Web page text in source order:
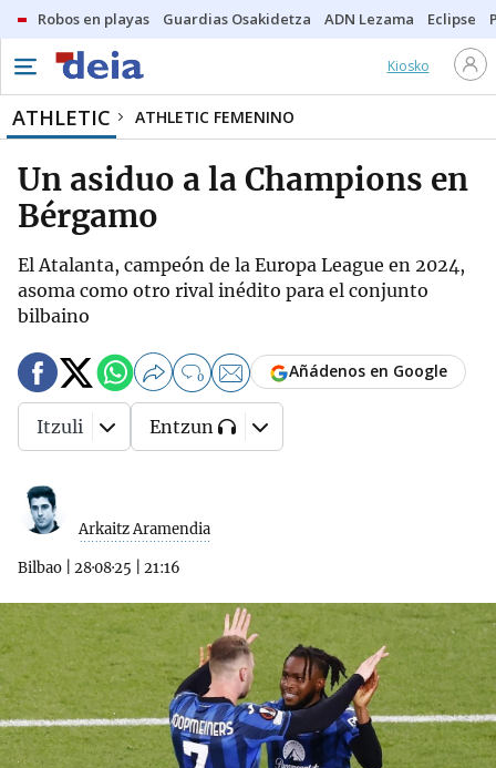
Robos en playas Guardias Osakidetza ADN Lezama Eclipse
Kiosko
ATHLETIC ATHLETIC FEMENINO
Un asiduo a la Champions en
Bérgamo
El Atalanta, campeón de la Europa League en 2024,
asoma como otro rival inédito para el conjunto
bilbaino
Arkaitz Aramendia
Bilbao 28·08·25 21:16
0 Añádenos en Google
Itzuli Entzun